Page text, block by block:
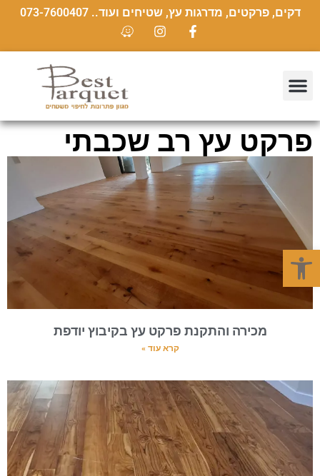
פתח סרגל נגישות
דקים, פרקטים, מדרגות עץ, שטיחים ועוד.. 073-7600407
פרקט עץ רב שכבתי
מכירה והתקנת פרקט עץ בקיבוץ יודפת
קרא עוד »